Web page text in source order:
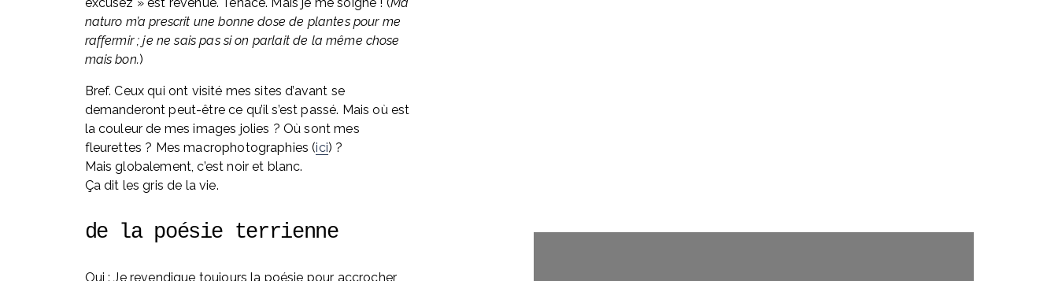
naturo m’a prescrit une bonne dose de plantes pour me
raffermir ; je ne sais pas si on parlait de la même chose
mais bon.)
Bref. Ceux qui ont visité mes sites d’avant se
demanderont peut-être ce qu’il s’est passé. Mais où est
la couleur de mes images jolies ? Où sont mes
fleurettes ? Mes macrophotographies (ici) ?
Mais globalement, c’est noir et blanc.
Ça dit les gris de la vie.
de la poésie terrienne
Oui : Je revendique toujours la poésie pour accrocher